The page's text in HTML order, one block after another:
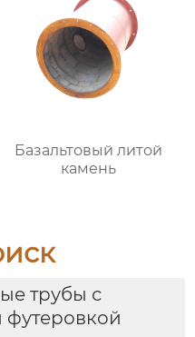
Базальтовый литой
камень
трубы с
футеровкой